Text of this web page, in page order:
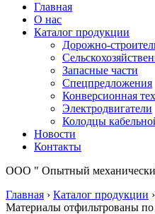
Главная
О нас
Каталог продукции
Дорожно-
Запасные части
Спецпредложения
Конверсионная
Электродвигатели
Колодцы
Новости
Контакты
ООО " Опытный
Главная › Каталог продукции ›
Материалы отфильтрованы